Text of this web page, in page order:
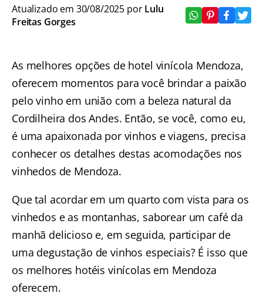
Atualizado em 30/08/2025 porLulu
Freitas Gorges
As melhores opções de hotel vinícola Mendoza,
oferecem momentos para você brindar a paixão
pelo vinho em união com a beleza natural da
Cordilheira dos Andes. Então, se você, como eu,
é uma apaixonada por vinhos e viagens, precisa
conhecer os detalhes destas acomodações nos
vinhedos de Mendoza.
Que tal acordar em um quarto com vista para os
vinhedos e as montanhas, saborear um café da
manhã delicioso e, em seguida, participar de
uma degustação de vinhos especiais? É isso que
os melhores hotéis vinícolas em Mendoza
oferecem.